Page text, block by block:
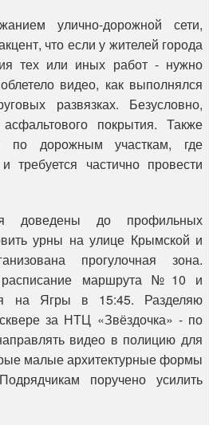
улично-дорожной сети,
что если у жителей города
тех или иных работ - нужно
видео, как выполнялся
развязках. Безусловно,
покрытия. Также
по дорожным участкам, где
частично провести
доведены до профильных
урны на улице Крымской и
прогулочная зона.
расписание маршрута №10 и
на Ягры в 15:45. Разделяю
за НТЦ «Звёздочка» - по
видео в полицию для
малые архитектурные формы
поручено усилить